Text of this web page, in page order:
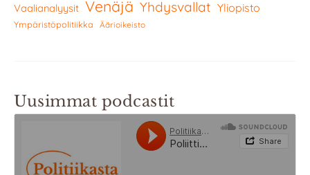
Vaalianalyysit Venäjä Yhdysvallat Yliopisto
Ympäristöpolitiikka Äärioikeisto
Uusimmat podcastit